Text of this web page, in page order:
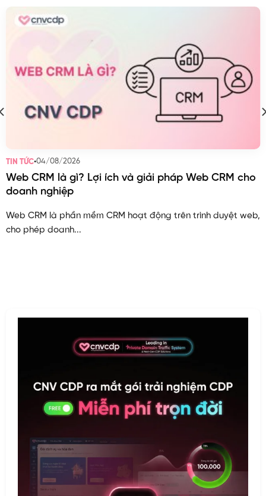
TIN TỨC•04/08/2026
Web CRM là gì? Lợi ích và giải pháp Web CRM cho
doanh nghiệp
Web CRM là phần mềm CRM hoạt động trên trình duyệt web,
cho phép doanh...